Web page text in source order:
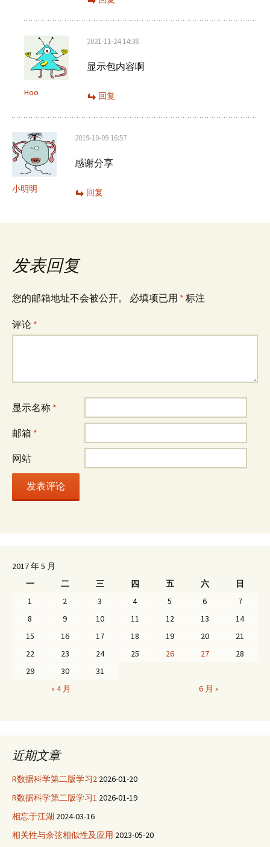
Hoo
2021-11-24 14:38
显示包内容啊
回复
小明明
2019-10-09 16:57
感谢分享
回复
发表回复
您的邮箱地址不会被公开。 必填项已用 * 标注
评论 *
显示名称 *
邮箱 *
网站
2017 年 5 月
一
二 三 四 五 六
日
1
2 3 4 5 6
7
8
9 10 11 12 13
14
15
16 17 18 19 20
21
22
23 24 25 26 27
28
29
30
31
« 4 月
6 月 »
近期文章
R数据科学第二版学习2 2026-01-20
R数据科学第二版学习1 2026-01-19
相忘于江湖 2024-03-16
相关性与余弦相似性及应用 2023-05-20